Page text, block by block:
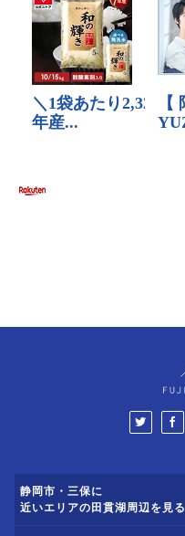
静岡市・三保に
近いエリアの田貫湖周辺を見る